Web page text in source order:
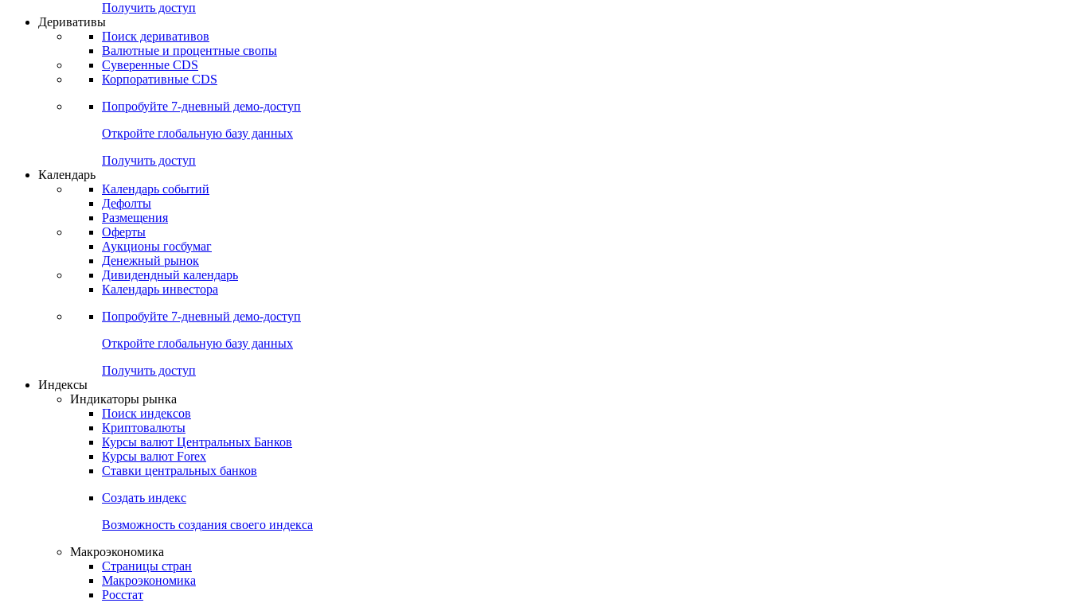
Получить доступ
Деривативы
Поиск деривативов
Валютные и процентные свопы
Суверенные CDS
Корпоративные CDS
Попробуйте 7-дневный демо-доступ
Откройте глобальную базу данных
Получить доступ
Календарь
Календарь событий
Дефолты
Размещения
Оферты
Аукционы госбумаг
Денежный рынок
Дивидендный календарь
Календарь инвестора
Попробуйте 7-дневный демо-доступ
Откройте глобальную базу данных
Получить доступ
Индексы
Индикаторы рынка
Поиск индексов
Криптовалюты
Курсы валют Центральных Банков
Курсы валют Forex
Ставки центральных банков
Создать индекс
Возможность создания своего индекса
Макроэкономика
Страницы стран
Макроэкономика
Росстат